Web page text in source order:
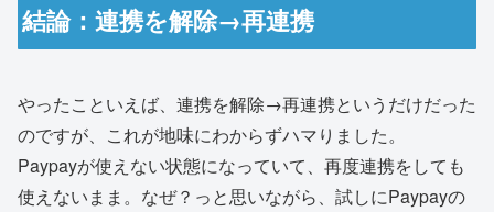
結論：連携を解除→再連携
やったこといえば、連携を解除→再連携というだけだった
のですが、これが地味にわからずハマりました。
Paypayが使えない状態になっていて、再度連携をしても
使えないまま。なぜ？っと思いながら、試しにPaypayの